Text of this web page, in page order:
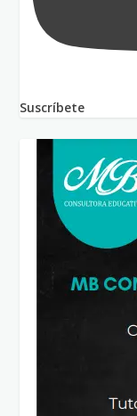
Suscríbete